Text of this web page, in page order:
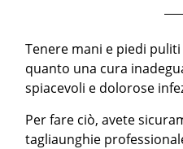
Tenere mani e piedi
quanto una cura
spiacevoli e dolorose
Per fare ciò, avete
tagliaunghie